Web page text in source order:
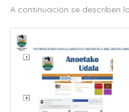
A continuación se describen